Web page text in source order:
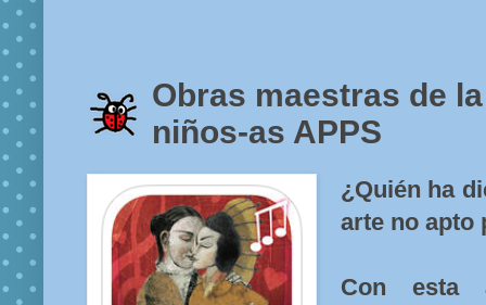
Obras maestras de
niños-as APPS
¿Quién ha
arte no apto
Con esta